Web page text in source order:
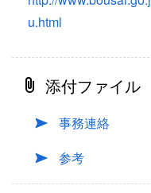
u.html
添付ファイル
事務連絡
参考